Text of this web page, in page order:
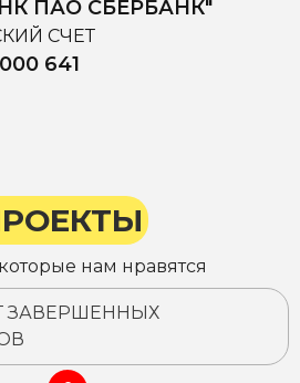
ПАО СБЕРБАНК"
СЧЕТ
641
нам нравятся
ЗАВЕРШЕННЫХ